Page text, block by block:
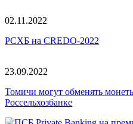
02.11.2022
РСХБ на CREDO-2022
23.09.2022
Томичи могут обменять
Россельхозбанке